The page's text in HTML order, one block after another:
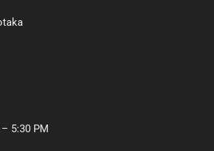
5:30 PM